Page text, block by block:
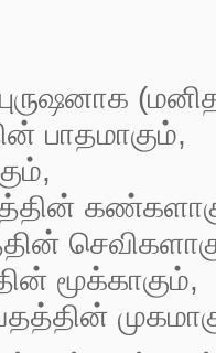
பாதமாகும்,
மூக்காகும்,